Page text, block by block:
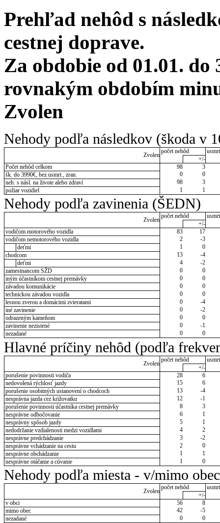
Prehľad nehôd s
cestnej doprave.
Za obdobie od 01.01. do
rovnakým obdobím
Zvolen
Nehody podľa následkov (škoda v
Zvolen
počet nehôd
+/-
Počet nehôd celkom
98
3
šk. do 3990€, bez usmrt., zran.
0
0
neh. s násl. na živote alebo zdraví
98
3
požiar vozidiel
1 1
Nehody podľa zavinenia (ŠEDN)
Zvolen
počet nehôd
+/-
vodičom motorového vozidla
83
17
vodičom nemotorového vozidla
2
-3
deťmi
1
0
chodcom
13
-4
deťmi
4
-2
zamestnancom SŽD
0
0
iným účastníkom cestnej premávky
0
0
závadou komunikácie
0
0
technickou závadou vozidla
0
0
lesnou zverou a domácimi zvieratami
0
-4
iné zavinenie
0
-2
odrazeným kameňom
0
0
zavinenie nezistené
0
-1
nezadané
0 0
Hlavné príčiny nehôd (podľa
Zvolen
počet nehôd
+/-
porušenie povinnosti vodiča
28
6
nedovolená rýchlosť jazdy
15
6
porušenie osobitných ustanovení o chodcoch
13
-4
nesprávna jazda cez križovatku
12
-1
porušenie povinnosti účastníka cestnej premávky
8
3
nesprávne odbočovanie
6
1
nesprávny spôsob jazdy
5
1
nedodržanie vzdialenosti medzi vozidlami
4
2
nesprávne predchádzanie
3
-2
nesprávne vchádzanie na cestu
2
0
nesprávne obchádzanie
1
1
nesprávne otáčanie a cúvanie
1 0
Nehody podľa miesta - v/mimo obec
Zvolen
počet nehôd
+/-
v obci
56
8
mimo obec
42
-5
nezadané
0 0